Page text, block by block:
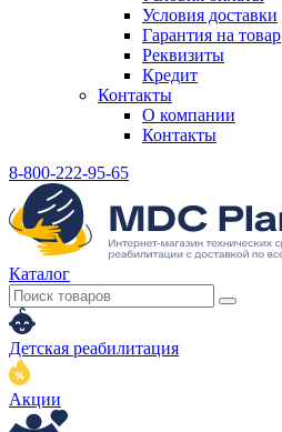
Условия доставки
Гарантия на товар
Реквизиты
Кредит
Контакты
О компании
Контакты
8-800-222-95-65
Каталог
Детская реабилитация
Акции